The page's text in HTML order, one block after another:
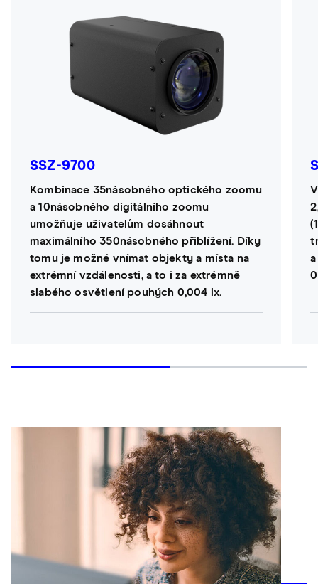
SSZ-9700
Kombinace 35násobného optického zoomu
a 10násobného digitálního zoomu
umožňuje uživatelům dosáhnout
maximálního 350násobného přiblížení. Díky
tomu je možné vnímat objekty a místa na
extrémní vzdálenosti, a to i za extrémně
slabého osvětlení pouhých 0,004 lx.